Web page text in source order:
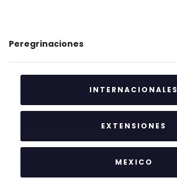
Peregrinaciones
INTERNACIONALES
EXTENSIONES
MEXICO